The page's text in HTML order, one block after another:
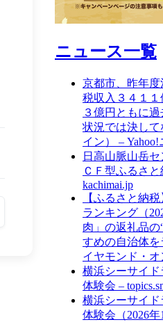
ニュース一覧
京都市、昨年
税収入３４１
３億円ともに
状況では決し
イン） – Yahoo!
日高山脈山岳
ＣＦ型ふるさ
kachimai.jp
【ふるさと納
ランキング（
肉」の返礼品の
すめの自治体
イヤモンド・オ
横浜シーサイ
体験会 –
横浜シーサイ
体験会（2026